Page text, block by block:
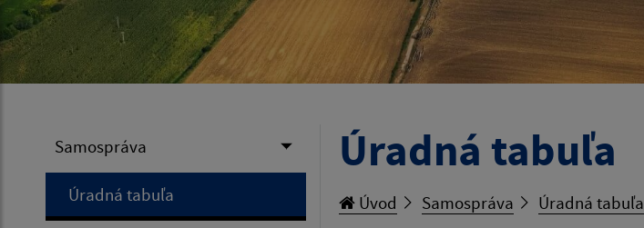
Samospráva
Úradná tabuľa
Úradná tabuľa
Úvod Samospráva Úradná tabuľa